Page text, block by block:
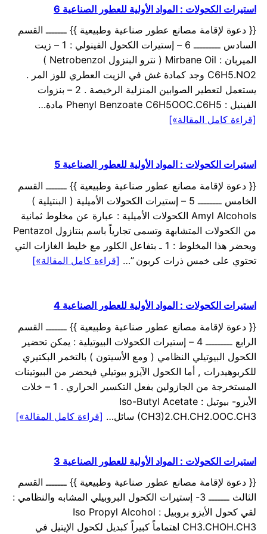
استيرات الكحولات : المواد الأولية للعطور الصناعية 6
{{ دعوة لإقامة مصانع عطور صناعية وطبيعية }} ـــــــ القسم
السادس ـــــــــ 6 – إستيرات الكحول الفينولي : 1 – زيت
الميربان : Mirbane Oil ( نترو البنزول Netrobenzol )
C6H5.NO2 وجد كمادة غش في الزيت العطري للوز المر .
يستعمل لتعطير الصوابين المنزلية الرخيصة . 2 – بنزوات
الفينيل : Phenyl Benzoate C6H5OOC.C6H5 مادة…
[قراءة كامل المقالة»]
استيرات الكحولات : المواد الأولية للعطور الصناعية 5
{{ دعوة لإقامة مصانع عطور صناعية وطبيعية }} ـــــــ القسم
الخامس ــــــــ 5 – إستيرات الكحولات الأميلية ( البنتيلية )
Amyl Alcohols الكحولات الأميلية : عبارة عن مخلوط ثمانية
من الكحولات المتشابهة وتسمى تجارياً باسم بنتازول Pentazol
ويحضر هذا المخلوط : 1 ـ بتفاعل الكلور مع خليط الغازات التي
تحتوي على خمس ذرات كربون ”… [قراءة كامل المقالة»]
استيرات الكحولات : المواد الأولية للعطور الصناعية 4
{{ دعوة لإقامة مصانع عطور صناعية وطبيعية }} ـــــــ القسم
الرابع ـــــــــ 4 – إستيرات الكحولات البيوتيلية : يمكن تحضير
الكحول البيوتيلي النظامي ( ومع الأسيتون ) بالتخمر البكتيري
للكربوهيدرات , أما الكحول الآيزو بيوتيلي فيحضر من البيوتينات
المستخرجة من الجازولين بفعل التكسير الحراري . 1 – خلات
الأيزو- بيوتيل : Iso-Butyl Acetate
(CH3)2.CH.CH2.OOC.CH3 سائل…
[قراءة كامل المقالة»]
استيرات الكحولات : المواد الأولية للعطور الصناعية 3
{{ دعوة لإقامة مصانع عطور صناعية وطبيعية }} ـــــــ القسم
الثالث ـــــــ 3- إستيرات الكحول البروبيلي المشابه والنظامي :
لقي كحول الأيزو بروبيل : Iso Propyl Alcohol
CH3.CHOH.CH3 اهتماماً كبيراً كبديل لكحول الإيتيل في